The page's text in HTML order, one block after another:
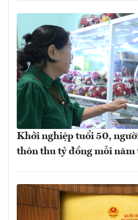
Khởi nghiệp tuổi 50,
thôn thu tỷ đồng mỗi